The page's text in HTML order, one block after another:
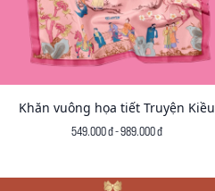
Khăn vuông họa tiết Truyện Kiều
549.000 đ - 989.000 đ